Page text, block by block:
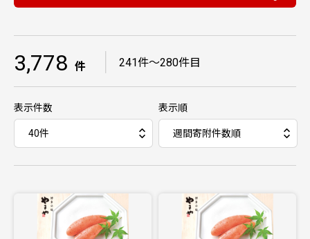
3,778 件 241件〜280件目
表示件数 表示順